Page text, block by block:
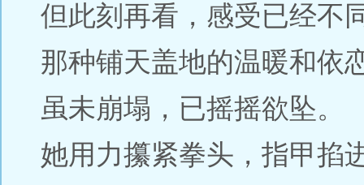
但此刻再看，感受已经不
那种铺天盖地的温暖和依
虽未崩塌，已摇摇欲坠。
她用力攥紧拳头，指甲掐